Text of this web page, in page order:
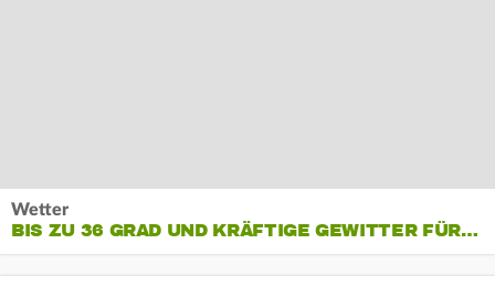
Wetter
BIS ZU 36 GRAD UND KRÄFTIGE GEWITTER FÜR…